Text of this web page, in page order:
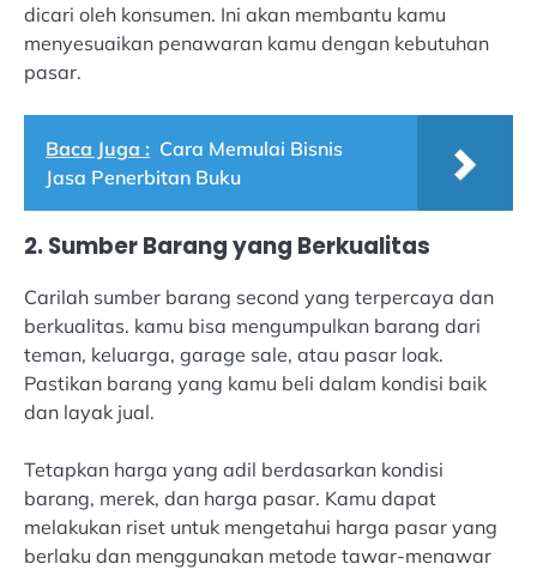
dicari oleh konsumen. Ini akan membantu kamu
menyesuaikan penawaran kamu dengan kebutuhan
pasar.
Baca Juga : Cara Memulai Bisnis
Jasa Penerbitan Buku
2. Sumber Barang yang Berkualitas
Carilah sumber barang second yang terpercaya dan
berkualitas. kamu bisa mengumpulkan barang dari
teman, keluarga, garage sale, atau pasar loak.
Pastikan barang yang kamu beli dalam kondisi baik
dan layak jual.
Tetapkan harga yang adil berdasarkan kondisi
barang, merek, dan harga pasar. Kamu dapat
melakukan riset untuk mengetahui harga pasar yang
berlaku dan menggunakan metode tawar-menawar